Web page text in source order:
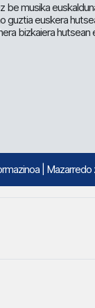
musika
guztia euskera
bizkaiera hutsean
| Mazarredo